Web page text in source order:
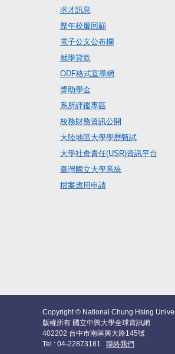
求才訊息
歷年校慶回顧
電子公文公布欄
就學貸款
ODF格式宣導網
獎助學金
系所評鑑專區
校務財務資訊公開
大陸地區大學學歷甄試
大學社會責任(USR)資訊平台
臺灣國立大學系統
檔案應用申請
Copyright © National Chung Hsing
版權所有 國立中興大學全球資訊網
402202 台中市南區興大路145號
Tel : 04-22873181 聯絡我們